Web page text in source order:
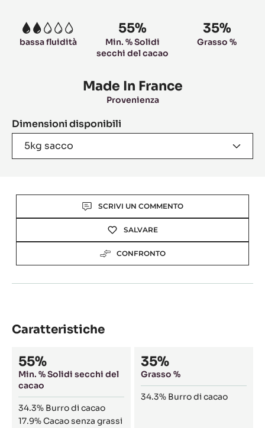
2
bassa fluidità
55%
Min. % Solidi
secchi del cacao
35%
Grasso %
Made In France
Provenienza
Dimensioni disponibili
5kg sacco
SCRIVI UN COMMENTO
SALVARE
CONFRONTO
Caratteristiche
Composition
55%
Min. % Solidi secchi del
cacao
34.3% Burro di cacao
17.9%Cacao senza grassi
35%
Grasso %
34.3% Burro di cacao